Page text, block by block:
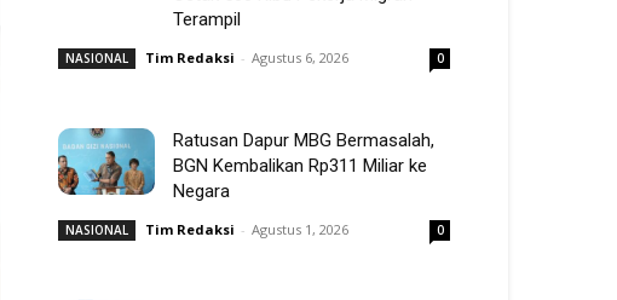
Terampil
NASIONAL Tim Redaksi - Agustus 6, 2026 0
Ratusan Dapur MBG Bermasalah,
BGN Kembalikan Rp311 Miliar ke
Negara
NASIONAL Tim Redaksi - Agustus 1, 2026 0